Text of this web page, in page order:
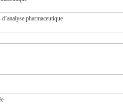
pharmaceutique